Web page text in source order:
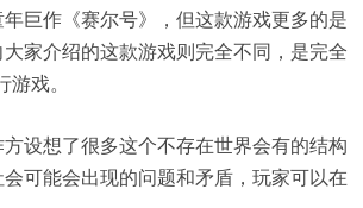
巨作《赛尔号》，但这款游戏更多的是
家介绍的这款游戏则完全不同，是完全
戏。
设想了很多这个不存在世界会有的结构
可能会出现的问题和矛盾，玩家可以在